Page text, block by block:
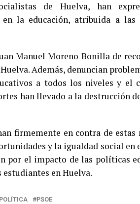
de Huelva, han
la educación, atribuida a las
Manuel Moreno Bonilla de
Además, denuncian
a todos los niveles y el
han llevado a la destrucción
firmemente en contra de estas
y la igualdad social en
por el impacto de las políticas
estudiantes en Huelva.
POLÍTICA PSOE